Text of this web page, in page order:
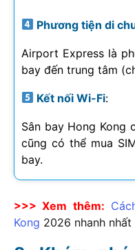
Phương tiện di
Airport Express là
bay đến trung tâm
Kết nối Wi-Fi:
Sân bay Hong Kong
cũng có thể mua
bay.
>>> Xem thêm:
Kong 2026 nhanh nhất